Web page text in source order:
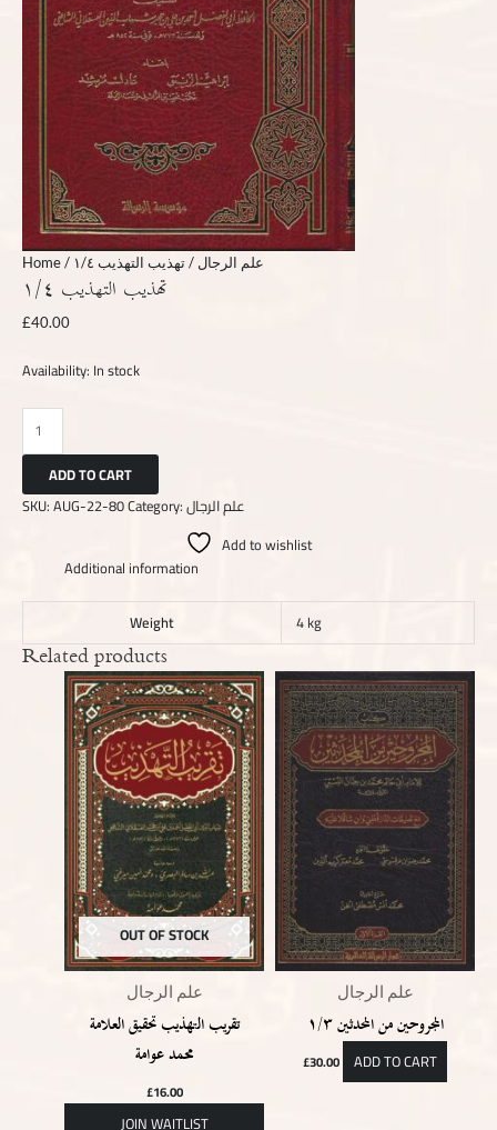
Home/ علم الرجال / تهذيب التهذيب ١/٤
تهذيب التهذيب ١/٤
£40.00
Availability: In stock
ADD TO CART
SKU:AUG-22-80Category:علم الرجال
Add to wishlist
Additional information
Weight 4 kg
Related products
OUT OF STOCK
علم الرجال
تقريب التهذيب تحقيق العلامة
محمد عوامة
£16.00
علم الرجال
المجروحين من المحدثین ١/٣
£30.00 ADD TO CART